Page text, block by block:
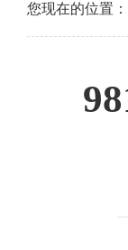
您现在的位置：